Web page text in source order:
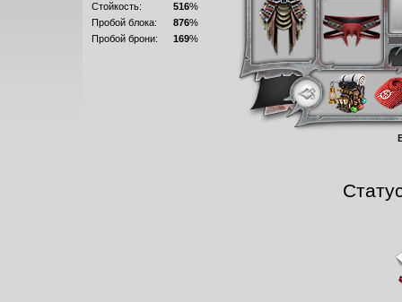
Стойкость:
516%
Пробой блока:
876%
Пробой брони:
169%